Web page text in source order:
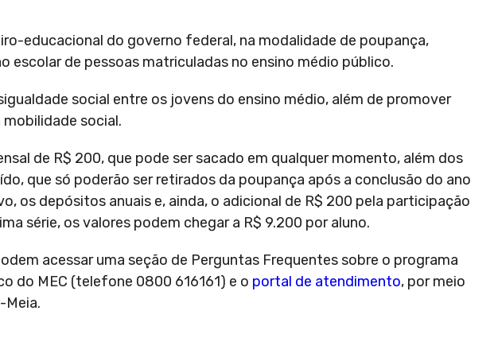
educacional do governo federal, na modalidade de poupança,
escolar de pessoas matriculadas no ensino médio público.
social entre os jovens do ensino médio, além de promover
social.
de R$ 200, que pode ser sacado em qualquer momento, além dos
que só poderão ser retirados da poupança após a conclusão do ano
os depósitos anuais e, ainda, o adicional de R$ 200 pela participação
série, os valores podem chegar a R$ 9.200 por aluno.
acessar uma seção de Perguntas Frequentes sobre o programa
do MEC (telefone 0800 616161) e o portal de atendimento, por meio
Meia.